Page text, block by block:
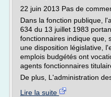
22 juin 2013 Pas de
Dans la fonction publique,
634 du 13 juillet 1983
fonctionnaires indique que,
une disposition législative,
emplois budgétés ont
agents fonctionnaires
De plus, L'administration
Lire la suite